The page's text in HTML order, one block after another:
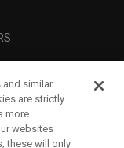
and similar
are strictly
more
websites
these will only